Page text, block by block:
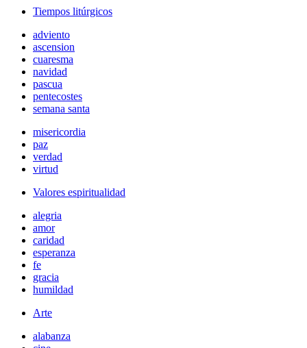
Tiempos litúrgicos
adviento
ascension
cuaresma
navidad
pascua
pentecostes
semana santa
misericordia
paz
verdad
virtud
Valores espiritualidad
alegria
amor
caridad
esperanza
fe
gracia
humildad
Arte
alabanza